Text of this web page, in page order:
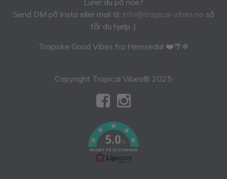
Lurer du på noe?
Send DM på Insta eller mail til: info@tropical-vibes.no så
får du hjelp :)
Tropiske Good Vibes fra Hemsedal ❤️🌴❄
Copyright Tropical Vibes® 2025
5.0/5
BASERT PÅ 82 STEMMER